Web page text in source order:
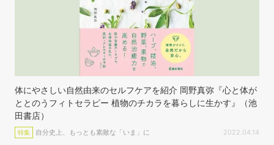
体にやさしい自然由来のセルフケアを紹介 岡野真弥『心と体が
ととのうフィトセラピー 植物のチカラを暮らしに生かす』（池
田書店）
特集 自分史上、もっとも素敵な「いま」に 2022.04.14